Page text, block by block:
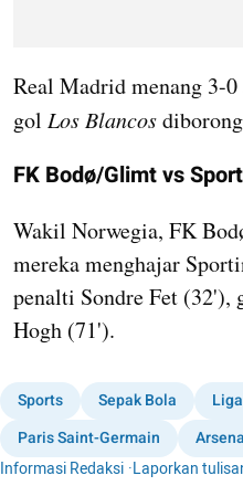
Real Madrid menang 3-
gol Los Blancos
FK Bodø/Glimt vs
Wakil Norwegia, FK
mereka menghajar
penalti Sondre Fet
Hogh (71').
Sports Sepak Bola
Paris Saint-Germain
Informasi Redaksi ·Laporkan